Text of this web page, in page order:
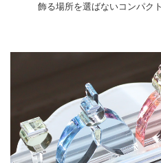
飾る場所を選ばないコンパク